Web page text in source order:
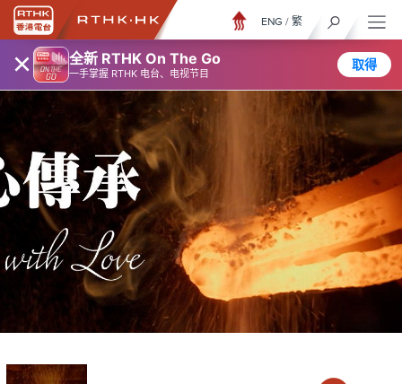
× 全新 RTHK On The Go
一手掌握 RTHK 电台、电视节目
取得
ENG / 繁